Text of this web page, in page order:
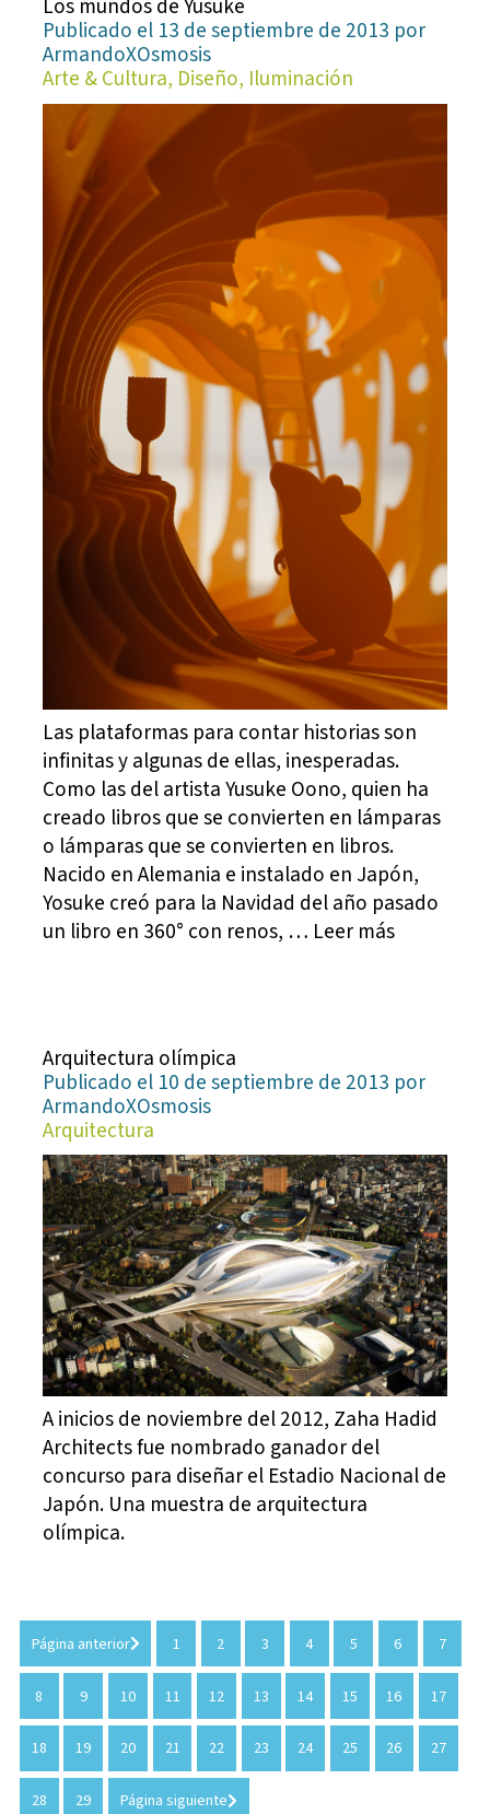
Los mundos de Yusuke
Publicado el 13 de septiembre de 2013 por
ArmandoXOsmosis
Arte & Cultura, Diseño, Iluminación
Las plataformas para contar historias son
infinitas y algunas de ellas, inesperadas.
Como las del artista Yusuke Oono, quien ha
creado libros que se convierten en lámparas
o lámparas que se convierten en libros.
Nacido en Alemania e instalado en Japón,
Yosuke creó para la Navidad del año pasado
un libro en 360° con renos, … Leer más
Arquitectura olímpica
Publicado el 10 de septiembre de 2013 por
ArmandoXOsmosis
Arquitectura
A inicios de noviembre del 2012, Zaha Hadid
Architects fue nombrado ganador del
concurso para diseñar el Estadio Nacional de
Japón. Una muestra de arquitectura
olímpica.
Página anterior 1 2 3 4 5 6 7
8 9 10 11 12 13 14 15 16 17
18 19 20 21 22 23 24 25 26 27
28 29 Página siguiente